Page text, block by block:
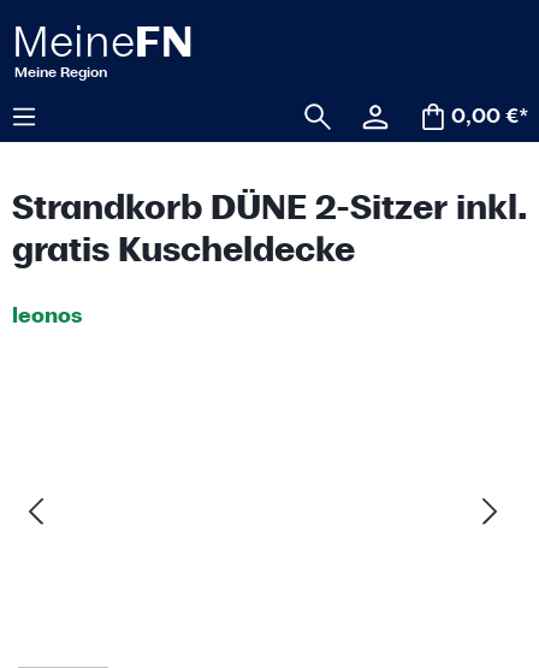
springen
0,00 €*
Strandkorb DÜNE 2-Sitzer inkl.
gratis Kuscheldecke
leonos